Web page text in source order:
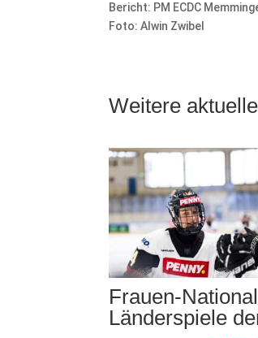
Bericht: PM ECDC
Foto: Alwin Zwibel
Weitere
Frauen-
Länderspiele